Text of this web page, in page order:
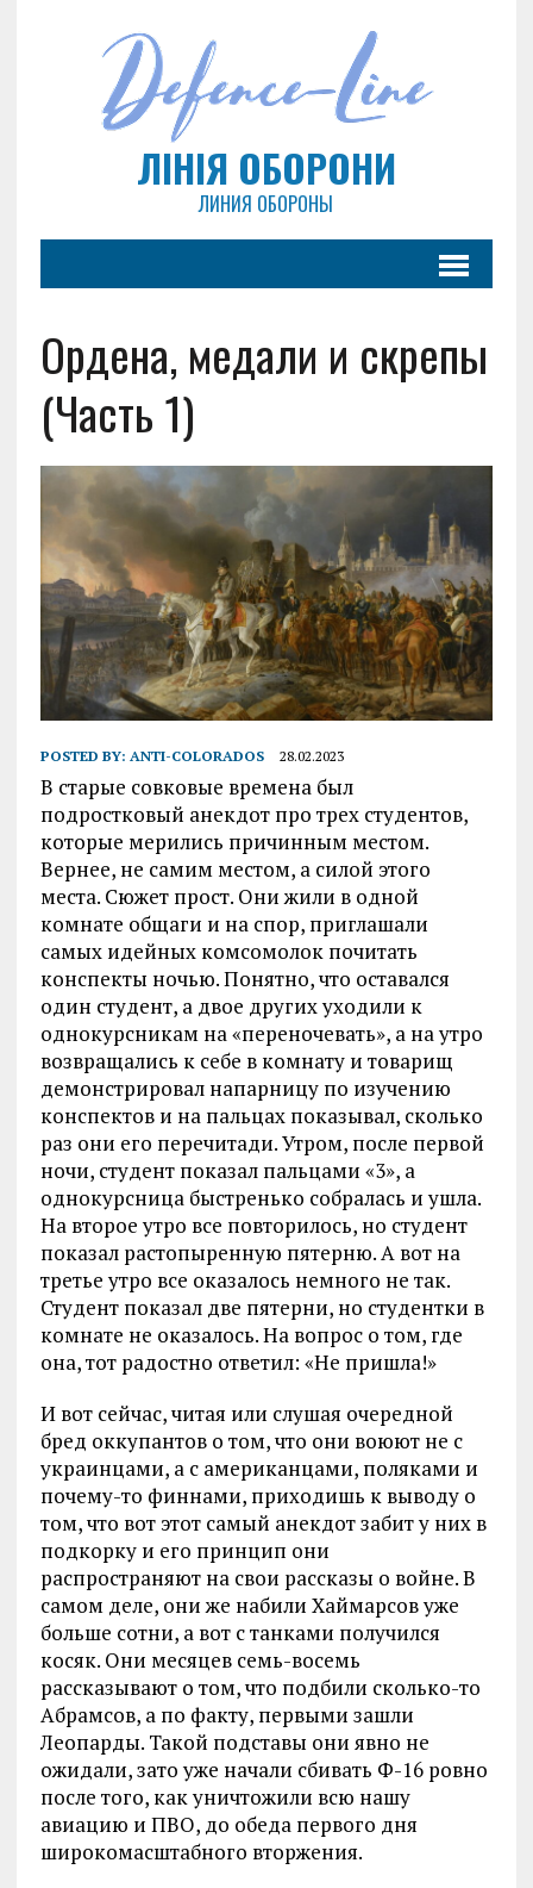
ЛІНІЯ ОБОРОНИ
ЛИНИЯ ОБОРОНЫ
Ордена, медали и скрепы
(Часть 1)
POSTED BY: ANTI-COLORADOS 28.02.2023
В старые совковые времена был
подростковый анекдот про трех студентов,
которые мерились причинным местом.
Вернее, не самим местом, а силой этого
места. Сюжет прост. Они жили в одной
комнате общаги и на спор, приглашали
самых идейных комсомолок почитать
конспекты ночью. Понятно, что оставался
один студент, а двое других уходили к
однокурсникам на «переночевать», а на утро
возвращались к себе в комнату и товарищ
демонстрировал напарницу по изучению
конспектов и на пальцах показывал, сколько
раз они его перечитади. Утром, после первой
ночи, студент показал пальцами «3», а
однокурсница быстренько собралась и ушла.
На второе утро все повторилось, но студент
показал растопыренную пятерню. А вот на
третье утро все оказалось немного не так.
Студент показал две пятерни, но студентки в
комнате не оказалось. На вопрос о том, где
она, тот радостно ответил: «Не пришла!»
И вот сейчас, читая или слушая очередной
бред оккупантов о том, что они воюют не с
украинцами, а с американцами, поляками и
почему-то финнами, приходишь к выводу о
том, что вот этот самый анекдот забит у них в
подкорку и его принцип они
распространяют на свои рассказы о войне. В
самом деле, они же набили Хаймарсов уже
больше сотни, а вот с танками получился
косяк. Они месяцев семь-восемь
рассказывают о том, что подбили сколько-то
Абрамсов, а по факту, первыми зашли
Леопарды. Такой подставы они явно не
ожидали, зато уже начали сбивать Ф-16 ровно
после того, как уничтожили всю нашу
авиацию и ПВО, до обеда первого дня
широкомасштабного вторжения.